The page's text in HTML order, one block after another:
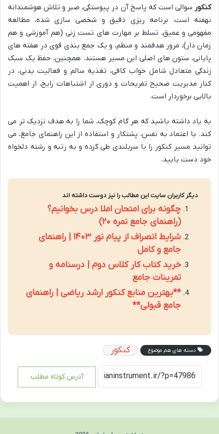
کنکور سوالی است که پاسخ آن در پیوستگی، صبر و تلاش هوشمندانه
نهفته است. برنامه ریزی دقیق و شخصی سازی شده، مطالعه
مفهومی و عمیق، تسلط بر مهارت های تست زنی (هم آموزشی و هم
زمان دار)، مرور هدفمند و منظم، و یک جمع بندی قوی در هفته های
پایانی، ستون های اصلی این مسیر هستند. همچنین، حفظ یک سبک
زندگی متعادل شامل خواب کافی، تغذیه سالم و فعالیت بدنی، در
کنار مدیریت صحیح تفریحات و دوری از اشتباهات رایج، از اهمیت
بالایی برخوردار است.
به یاد داشته باشید که هر گام کوچک، شما را به هدف نزدیک تر می
کند. با اعتماد به نفس، پشتکار و استفاده از این راهنمای جامع، می
توانید مسیر کنکور را با سربلندی طی کرده و به رتبه و رشته دلخواه
خود دست یابید.
دیگر کاربران سایت این مطالب را نیز دوست داشته اند
چگونه برای امتحان املا درس بخوانیم؟
(راهنمای جامع نمره ۲۰)
شرایط انصراف از پیام نور ۱۴۰۳ | راهنمای
جامع و کامل
خرید کتاب کار کلاس دوم | درسنامه و
تمرینات جامع
**بهترین منابع کنکور ارشد ریاضی | راهنمای
جامع قبولی**
دسته های هم موضوع کنکور
آدرس کوتاه مطلب